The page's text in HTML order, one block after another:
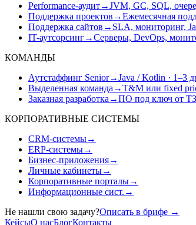
Performance-аудит→JVM, GC, SQL,
Поддержка проектов →Ежемесячная
Поддержка сайтов → SLA, мониторинг,
IT-аутсорсинг→Серверы, DevOps,
КОМАНДЫ
Аутстаффинг Senior→Java / Kotlin · 1–3
Выделенная команда →T&M или fixed
Заказная разработка →ПО под ключ от ТЗ
КОРПОРАТИВНЫЕ СИСТЕМЫ
CRM-системы→
ERP-системы→
Бизнес-приложения→
Личные кабинеты→
Корпоративные порталы→
Информационные сист. →
Не нашли свою задачу?Описать в брифе →
КейсыО насБлогКонтакты